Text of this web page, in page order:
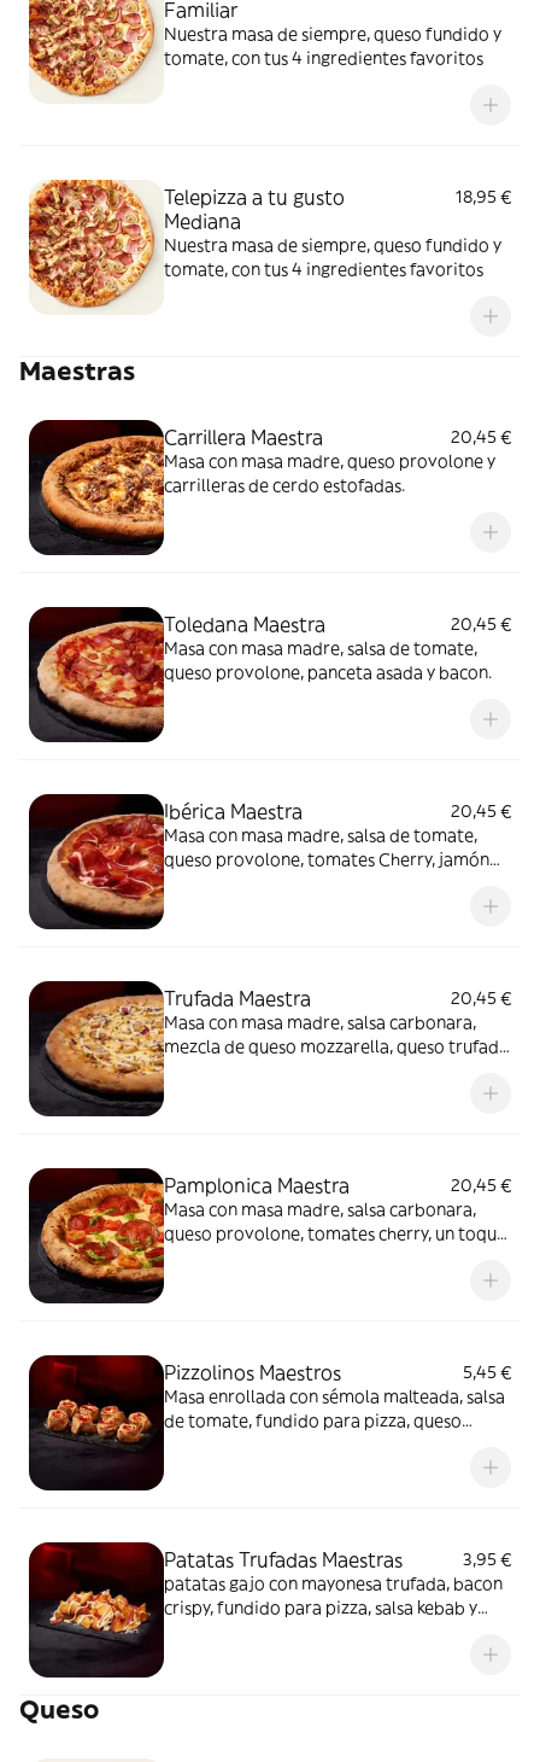
Familiar
Nuestra masa de siempre, queso fundido y
tomate, con tus 4 ingredientes favoritos
Telepizza a tu gusto
Mediana
18,95 €
Nuestra masa de siempre, queso fundido y
tomate, con tus 4 ingredientes favoritos
Maestras
Carrillera Maestra
20,45 €
Masa con masa madre, queso provolone y
carrilleras de cerdo estofadas.
Toledana Maestra
20,45 €
Masa con masa madre, salsa de tomate,
queso provolone, panceta asada y bacon.
Ibérica Maestra
20,45 €
Masa con masa madre, salsa de tomate,
queso provolone, tomates Cherry, jamón
Trufada Maestra
20,45 €
Masa con masa madre, salsa carbonara,
mezcla de queso mozzarella, queso trufado
Pamplonica Maestra
20,45 €
Masa con masa madre, salsa carbonara,
queso provolone, tomates cherry, un toque
Pizzolinos Maestros
5,45 €
Masa enrollada con sémola malteada, salsa
de tomate, fundido para pizza, queso
Patatas Trufadas Maestras
3,95 €
patatas gajo con mayonesa trufada, bacon
crispy, fundido para pizza, salsa kebab y
Queso